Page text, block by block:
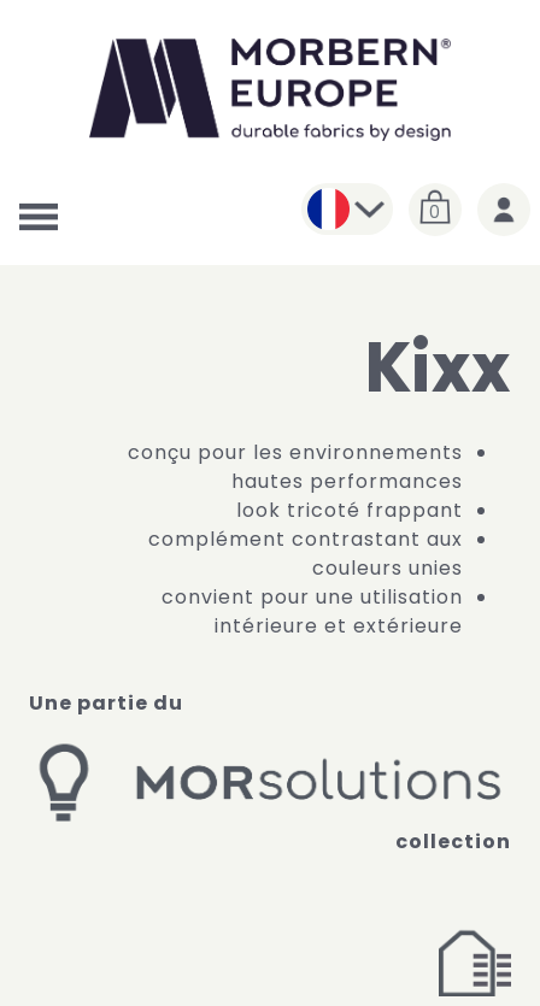
0
Kixx
conçu pour les environnements
hautes performances
look tricoté frappant
complément contrastant aux
couleurs unies
convient pour une utilisation
intérieure et extérieure
Une partie du
collection